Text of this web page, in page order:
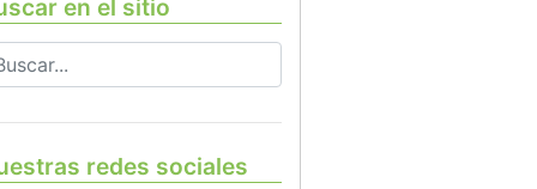
en el sitio
redes sociales